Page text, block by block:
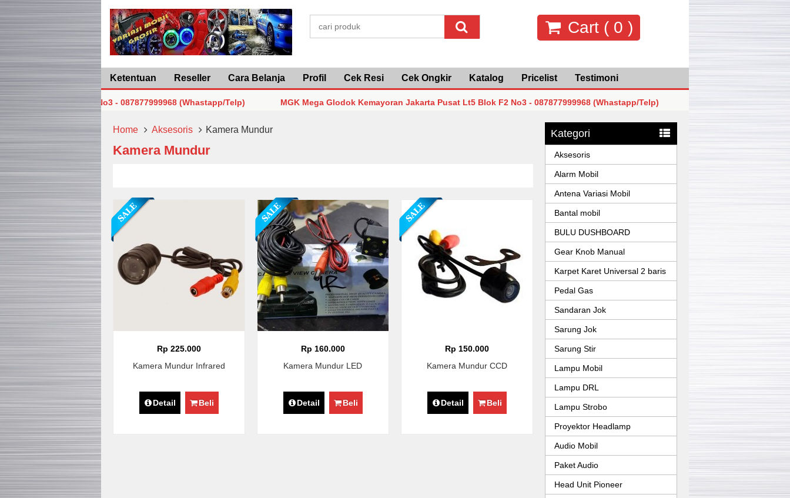
Cart ( 0 )
Ketentuan Reseller Cara Belanja Profil Cek Resi Cek Ongkir Katalog Pricelist Testimoni
Lt5 Blok F2 No3 - 087877999968 (Whastapp/Telp) MGK Mega Glodok Kemayoran Jakarta Pusat Lt5 Blok F2 No3 - 087877999968 (Whastapp/Telp)
Lt5 Blok F2 No3 - 087877999968 (Whastapp/Telp) MGK Mega Glodok Kemayoran Jakarta Pusat Lt5 Blok F2 No3 - 087877999968 (Whastapp/Telp) MGK Mega Glodok
Lt5 Blok F2 No3 - 087877999968 (Whastapp/Telp) MGK Mega Glodok Kemayoran Jakarta Pusat Lt5 Blok F2 No3 - 087877999968 (Whastapp/Telp)
Home Aksesoris Kamera Mundur
Kamera Mundur
Rp 225.000
Kamera Mundur Infrared
Detail Beli
Rp 160.000
Kamera Mundur LED
Detail Beli
Rp 150.000
Kamera Mundur CCD
Detail Beli
Kategori
Aksesoris
Alarm Mobil
Antena Variasi Mobil
Bantal mobil
BULU DUSHBOARD
Gear Knob Manual
Karpet Karet Universal 2 baris
Pedal Gas
Sandaran Jok
Sarung Jok
Sarung Stir
Lampu Mobil
Lampu DRL
Lampu Strobo
Proyektor Headlamp
Audio Mobil
Paket Audio
Head Unit Pioneer